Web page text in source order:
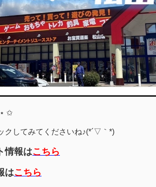
✩
クしてみてくださいね♪(*´▽｀*)
情報はこちら
はこちら